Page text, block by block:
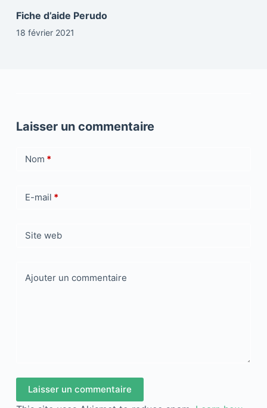
Fiche d’aide Perudo
18 février 2021
Laisser un commentaire
Nom *
E-mail *
Site web
Ajouter un commentaire
Laisser un commentaire